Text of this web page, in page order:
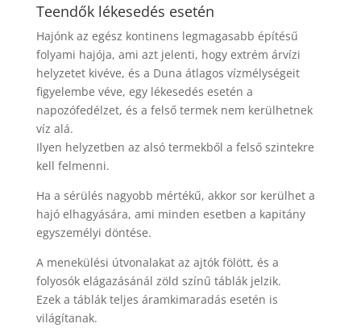
Teendők lékesedés esetén
Hajónk az egész kontinens legmagasabb építésű
folyami hajója, ami azt jelenti, hogy extrém árvízi
helyzetet kivéve, és a Duna átlagos vízmélységeit
figyelembe véve, egy lékesedés esetén a
napozófedélzet, és a felső termek nem kerülhetnek
víz alá.
Ilyen helyzetben az alsó termekből a felső szintekre
kell felmenni.
Ha a sérülés nagyobb mértékű, akkor sor kerülhet a
hajó elhagyására, ami minden esetben a kapitány
egyszemélyi döntése.
A menekülési útvonalakat az ajtók fölött, és a
folyosók elágazásánál zöld színű táblák jelzik.
Ezek a táblák teljes áramkimaradás esetén is
világítanak.